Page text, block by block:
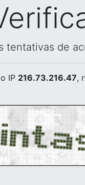
tentativas de
IP 216.73.216.47,